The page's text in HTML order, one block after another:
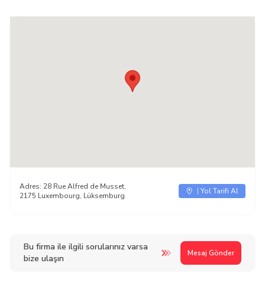
Bu firma ile ilgili sorularınız varsa
bize ulaşın
Mesaj Gönder
Adres: 28 Rue Alfred de Musset,
2175 Luxembourg, Lüksemburg
Yol Tarifi Al